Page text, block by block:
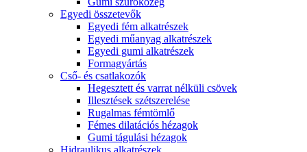
Egyedi összetevők
Egyedi fém alkatrészek
Egyedi műanyag alkatrészek
Egyedi gumi alkatrészek
Formagyártás
Cső- és csatlakozók
Hegesztett és varrat nélküli csövek
Illesztések szétszerelése
Rugalmas fémtömlő
Fémes dilatációs hézagok
Gumi tágulási hézagok
Hidraulikus alkatrészek